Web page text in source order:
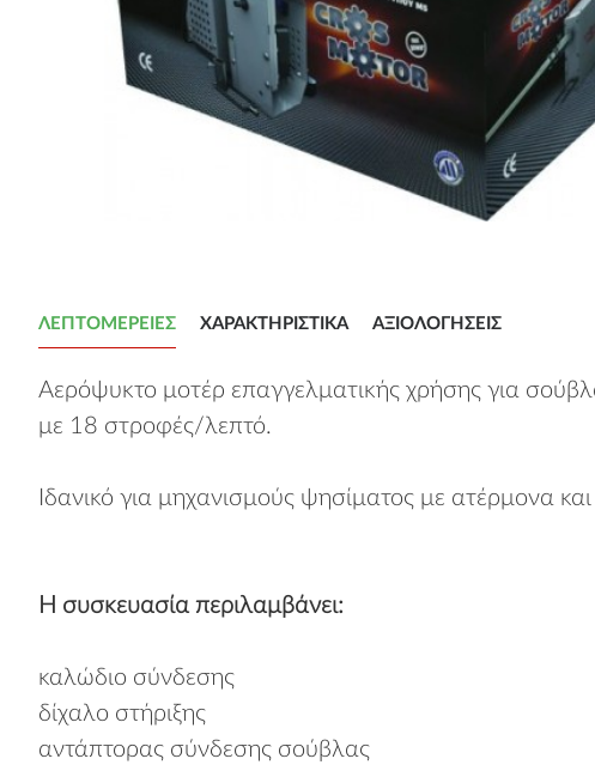
ΛΕΠΤΟΜΈΡΕΙΕΣ ΧΑΡΑΚΤΗΡΙΣΤΙΚΆ ΑΞΙΟΛΟΓΉΣΕΙΣ
Αερόψυκτο μοτέρ επαγγελματικής χρήσης για
με 18 στροφές/λεπτό.
Ιδανικό για μηχανισμούς ψησίματος με ατέρμονα
Η συσκευασία περιλαμβάνει:
καλώδιο σύνδεσης
δίχαλο στήριξης
αντάπτορας σύνδεσης σούβλας